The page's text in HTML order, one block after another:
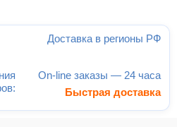
Доставка в регионы РФ
On-line заказы — 24 часа
Быстрая доставка